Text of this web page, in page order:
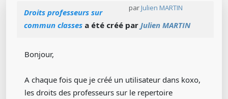
par Julien MARTIN
Droits professeurs sur
commun classes a été créé par Julien MARTIN
Bonjour,
A chaque fois que je créé un utilisateur dans koxo,
les droits des professeurs sur le repertoire